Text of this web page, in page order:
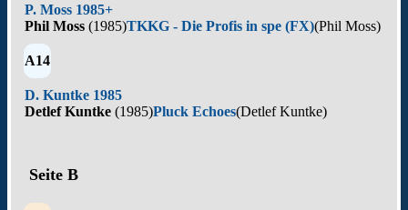
P. Moss 1985+
Phil Moss (1985)TKKG - Die Profis in spe (FX)(Phil Moss)
A14
D. Kuntke 1985
Detlef Kuntke (1985)Pluck Echoes(Detlef Kuntke)
Seite B